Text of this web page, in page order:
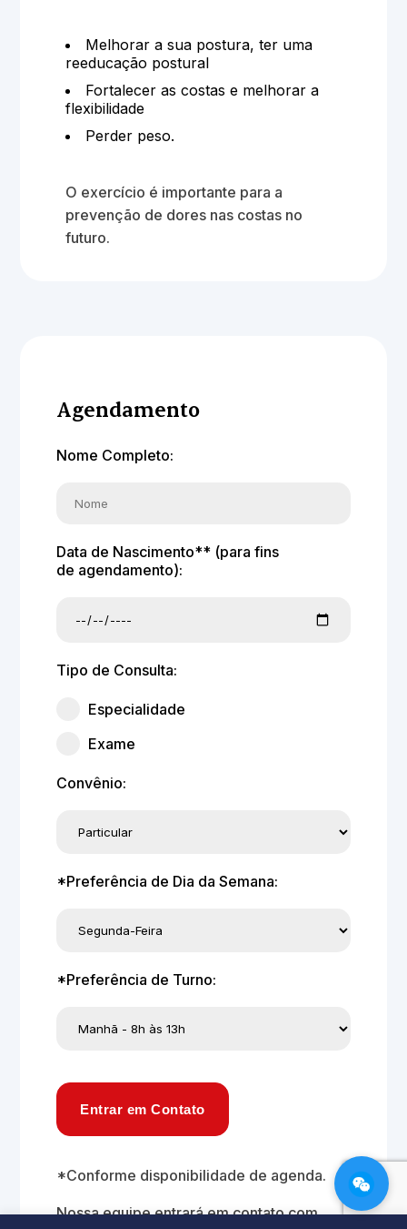
Melhorar a sua postura, ter uma
reeducação postural
Fortalecer as costas e melhorar a
flexibilidade
Perder peso.
O exercício é importante para a
prevenção de dores nas costas no
futuro.
Agendamento
Nome Completo:
Data de Nascimento** (para fins
de agendamento):
Tipo de Consulta:
Especialidade
Exame
Convênio:
*Preferência de Dia da Semana:
*Preferência de Turno:
Entrar em Contato
*Conforme disponibilidade de agenda.
Nossa equipe entrará em contato com